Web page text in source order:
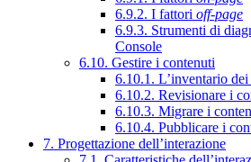
6.9.2. I fattori off-page
6.9.3. Strumenti di
Console
6.10. Gestire i contenuti
6.10.1. L’inventario
6.10.2. Revisionare i
6.10.3. Migrare i
6.10.4. Pubblicare i
7. Progettazione dell’interazione